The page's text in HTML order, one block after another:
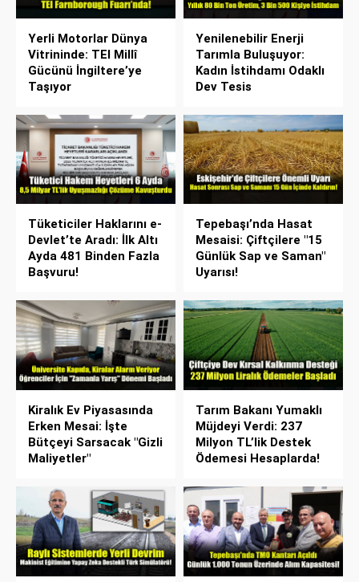
Yerli Motorlar Dünya
Vitrininde: TEI Millî
Gücünü İngiltere’ye
Taşıyor
Yenilenebilir Enerji
Tarımla Buluşuyor:
Kadın İstihdamı Odaklı
Dev Tesis
Tüketiciler Haklarını e-
Devlet’te Aradı: İlk Altı
Ayda 481 Binden Fazla
Başvuru!
Tepebaşı’nda Hasat
Mesaisi: Çiftçilere "15
Günlük Sap ve Saman"
Uyarısı!
Kiralık Ev Piyasasında
Erken Mesai: İşte
Bütçeyi Sarsacak "Gizli
Maliyetler"
Tarım Bakanı Yumaklı
Müjdeyi Verdi: 237
Milyon TL’lik Destek
Ödemesi Hesaplarda!